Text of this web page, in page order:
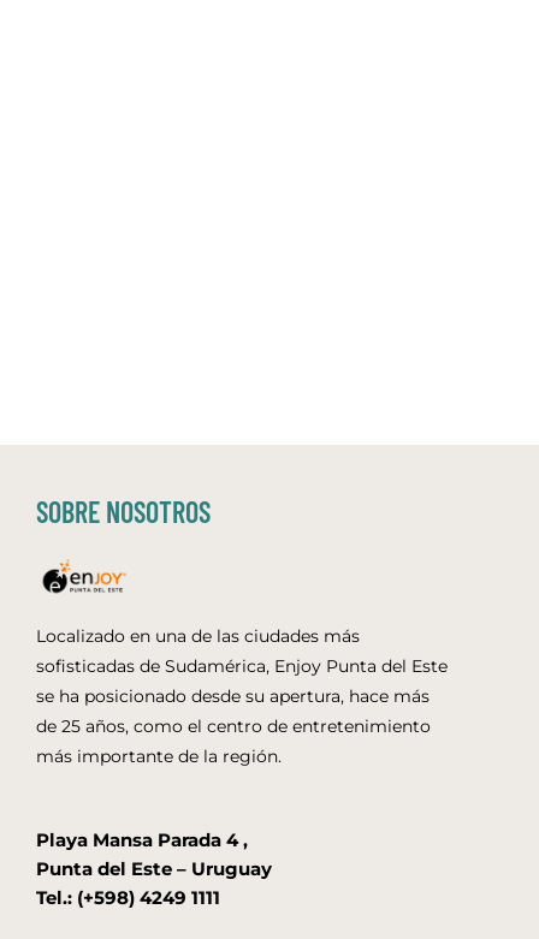
SOBRE NOSOTROS
Localizado en una de las ciudades más
sofisticadas de Sudamérica, Enjoy Punta del Este
se ha posicionado desde su apertura, hace más
de 25 años, como el centro de entretenimiento
más importante de la región.
Playa Mansa Parada 4 ,
Punta del Este – Uruguay
Tel.: (+598) 4249 1111